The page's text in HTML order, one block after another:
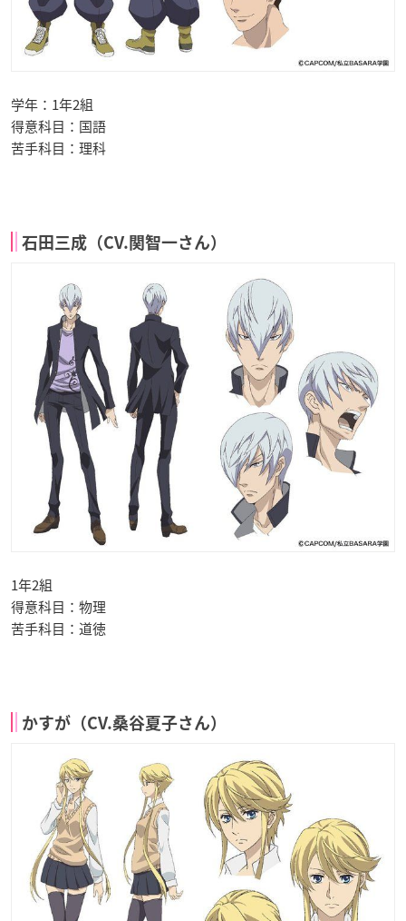
学年：1年2組
得意科目：国語
苦手科目：理科
石田三成（CV.関智一さん）
1年2組
得意科目：物理
苦手科目：道徳
かすが（CV.桑谷夏子さん）